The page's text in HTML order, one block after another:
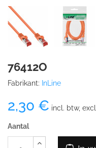
76412O
Fabrikant: InLine
2,30 € incl. btw,
Aantal